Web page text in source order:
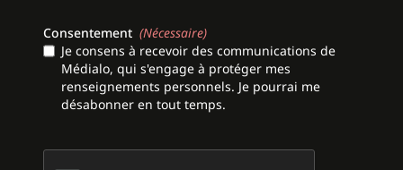
Consentement (Nécessaire)
Je consens à recevoir des communications de
Médialo, qui s'engage à protéger mes
renseignements personnels. Je pourrai me
désabonner en tout temps.